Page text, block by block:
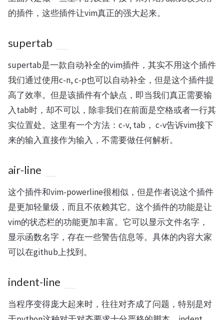
的插件，这些插件让vim真正的强大起来。
supertab
supertab是一款自动补全的vim插件，其实不用这个插件
我们通过使用c-n, c-p也可以自动补全，但是这个插件提
高了效率。但是该插件有个缺点，即当我们真正需要输
入tab时，却不可以，除非我们在前面是空格或者一行其
实位置处。这里有一个方法：c-v, tab， c-v告诉vim接下
来的输入直接作为输入，不需要做任何解析。
air-line
这个插件和vim-powerline很相似，但是作者说这个插件
是更加轻量级，而且不依赖其它。这个插件的功能是让
vim的状态栏的功能更加丰富。它可以显示文件名字，
显示函数名字，存在一些警告信息等。具体的内容大家
可以在github上找到。
indent-line
当程序变得庞大起来时，往往对齐成了问题，特别是对